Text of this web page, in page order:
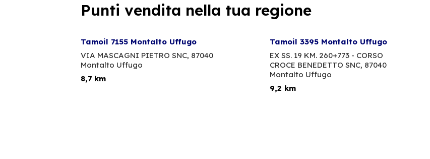
Punti vendita nella tua regione
Tamoil 7155 Montalto Uffugo
VIA MASCAGNI PIETRO SNC, 87040
Montalto Uffugo
8,7 km
Tamoil 3395 Montalto Uffugo
EX SS. 19 KM. 260+773 - CORSO
CROCE BENEDETTO SNC, 87040
Montalto Uffugo
9,2 km